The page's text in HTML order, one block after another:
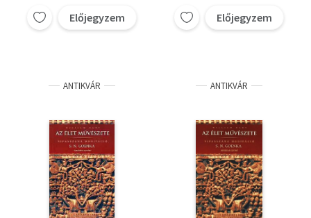
Előjegyzem Előjegyzem
ANTIKVÁR ANTIKVÁR